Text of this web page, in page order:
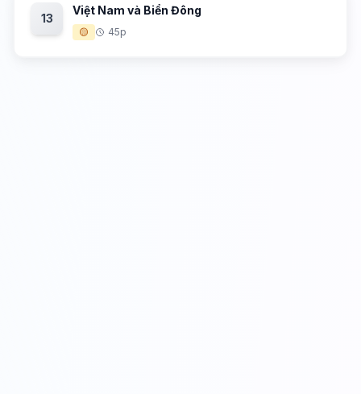
13
Việt Nam và Biển Đông
🟡 45p